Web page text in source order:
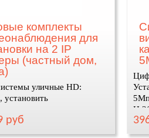
комплекты
для
на 2 IP
(частный дом,
уличные HD:
установить
руб